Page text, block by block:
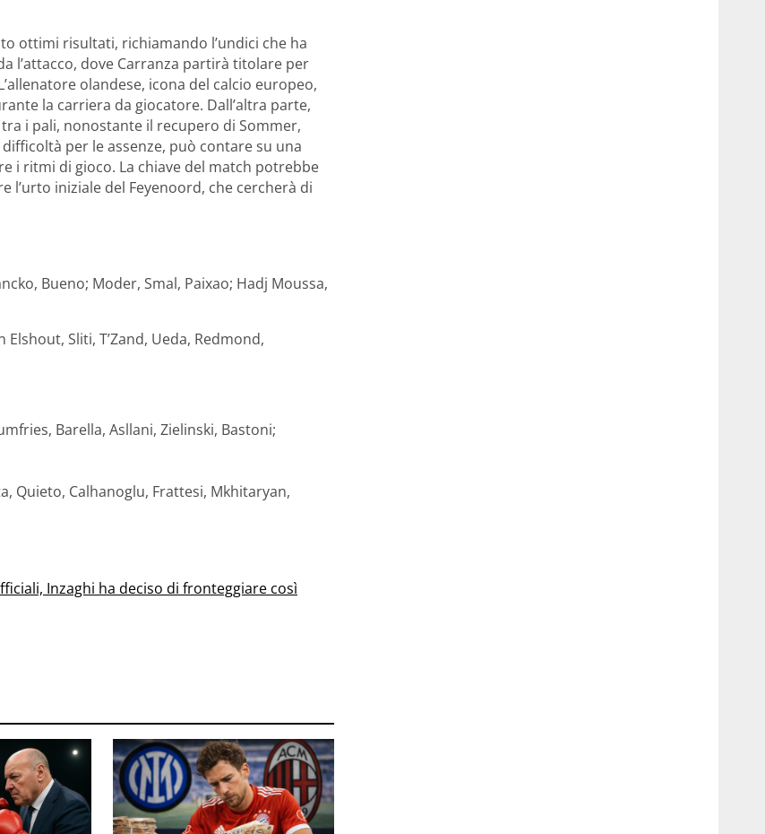
ottimi risultati, richiamando l’undici che ha
l’attacco, dove Carranza partirà titolare per
olandese, icona del calcio europeo,
la carriera da giocatore. Dall’altra parte,
i pali, nonostante il recupero di Sommer,
per le assenze, può contare su una
i ritmi di gioco. La chiave del match potrebbe
iniziale del Feyenoord, che cercherà di
Bueno; Moder, Smal, Paixao; Hadj Moussa,
Sliti, T’Zand, Ueda, Redmond,
Barella, Asllani, Zielinski, Bastoni;
Quieto, Calhanoglu, Frattesi, Mkhitaryan,
Inzaghi ha deciso di fronteggiare così